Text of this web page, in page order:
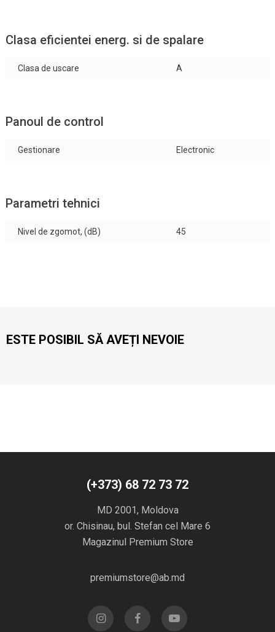
Clasa eficientei energ. si de spalare
Clasa de uscare A
Panoul de control
Gestionare Electronic
Parametri tehnici
Nivel de zgomot, (dB) 45
ESTE POSIBIL SĂ AVEȚI NEVOIE
(+373) 68 72 73 72
MD 2001, Moldova
or. Chisinau, bul. Stefan cel Mare 6
Magazinul Premium Store
premiumstore@ab.md